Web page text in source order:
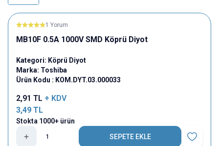
1 Yorum
MB10F 0.5A 1000V SMD Köprü Diyot
Kategori: Köprü Diyot
Marka: Toshiba
Ürün Kodu : KOM.DYT.03.000033
2,91 TL + KDV
3,49 TL
Stokta 1000+ ürün
SEPETE EKLE
Favoriye